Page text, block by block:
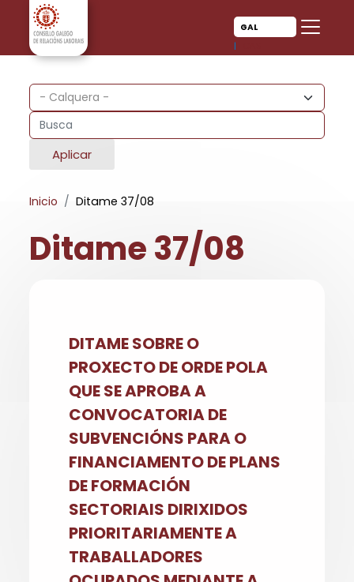
Ir o contido principal
GAL
Aplicar
Inicio Ditame 37/08
Ditame 37/08
DITAME SOBRE O
PROXECTO DE ORDE POLA
QUE SE APROBA A
CONVOCATORIA DE
SUBVENCIÓNS PARA O
FINANCIAMENTO DE PLANS
DE FORMACIÓN
SECTORIAIS DIRIXIDOS
PRIORITARIAMENTE A
TRABALLADORES